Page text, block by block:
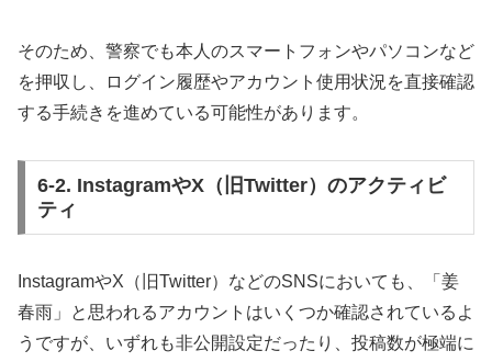
そのため、警察でも本人のスマートフォンやパソコンなど
を押収し、ログイン履歴やアカウント使用状況を直接確認
する手続きを進めている可能性があります。
6-2. InstagramやX（旧Twitter）のアクティビ
ティ
InstagramやX（旧Twitter）などのSNSにおいても、「姜
春雨」と思われるアカウントはいくつか確認されているよ
うですが、いずれも非公開設定だったり、投稿数が極端に